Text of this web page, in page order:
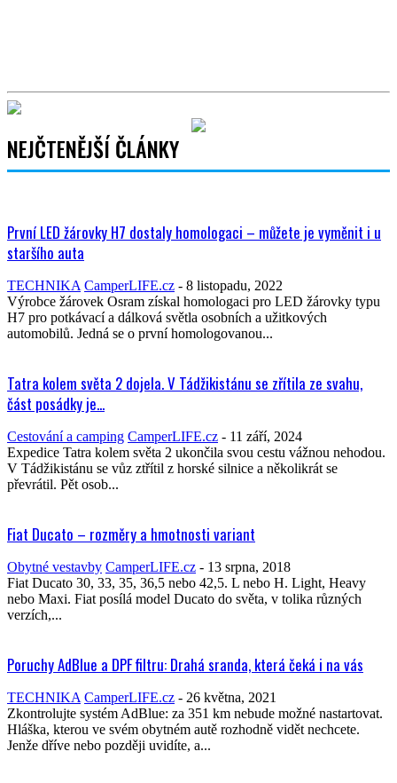
NEJČTENĚJŠÍ ČLÁNKY
První LED žárovky H7 dostaly homologaci – můžete je vyměnit i u
staršího auta
TECHNIKA CamperLIFE.cz - 8 listopadu, 2022
Výrobce žárovek Osram získal homologaci pro LED žárovky typu
H7 pro potkávací a dálková světla osobních a užitkových
automobilů. Jedná se o první homologovanou...
Tatra kolem světa 2 dojela. V Tádžikistánu se zřítila ze svahu,
část posádky je...
Cestování a camping CamperLIFE.cz - 11 září, 2024
Expedice Tatra kolem světa 2 ukončila svou cestu vážnou nehodou.
V Tádžikistánu se vůz ztřítil z horské silnice a několikrát se
převrátil. Pět osob...
Fiat Ducato – rozměry a hmotnosti variant
Obytné vestavby CamperLIFE.cz - 13 srpna, 2018
Fiat Ducato 30, 33, 35, 36,5 nebo 42,5. L nebo H. Light, Heavy
nebo Maxi. Fiat posílá model Ducato do světa, v tolika různých
verzích,...
Poruchy AdBlue a DPF filtru: Drahá sranda, která čeká i na vás
TECHNIKA CamperLIFE.cz - 26 května, 2021
Zkontrolujte systém AdBlue: za 351 km nebude možné nastartovat.
Hláška, kterou ve svém obytném autě rozhodně vidět nechcete.
Jenže dříve nebo později uvidíte, a...